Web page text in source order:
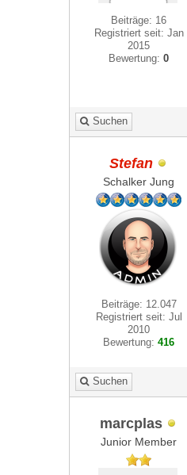
Beiträge: 16
Registriert seit: Jan
2015
Bewertung:0
Suchen
Stefan
Schalker Jung
Beiträge: 12.047
Registriert seit: Jul
2010
Bewertung:416
Suchen
marcplas
Junior Member